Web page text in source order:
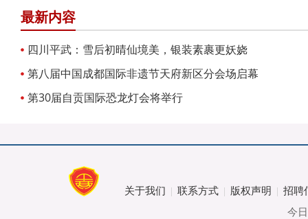
最新内容
四川平武：雪后初晴仙境美，银装素裹更妖娆
第八届中国成都国际非遗节天府新区分会场启幕
第30届自贡国际恐龙灯会将举行
关于我们 | 联系方式 | 版权声明 | 招聘
今